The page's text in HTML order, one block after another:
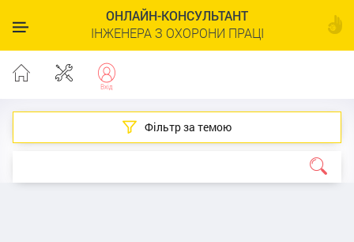
ОНЛАЙН-КОНСУЛЬТАНТ
ІНЖЕНЕРА З ОХОРОНИ ПРАЦІ
Фільтр за темою